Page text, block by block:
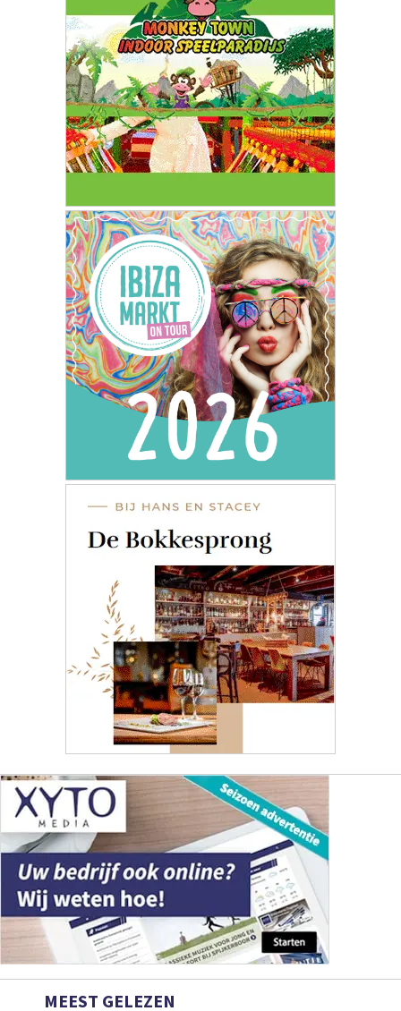
MEEST GELEZEN